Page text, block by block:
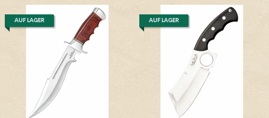
AUF LAGER AUF LAGER